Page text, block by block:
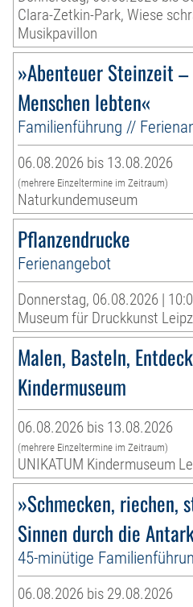
Clara-Zetkin-Park, Wiese
Musikpavillon
»Abenteuer Steinzeit
Menschen lebten«
Familienführung //
06.08.2026 bis 13.08.2026
(mehrere Einzeltermine im Zeitraum)
Naturkundemuseum
Pflanzendrucke
Ferienangebot
Donnerstag, 06.08.2026 |
Museum für Druckkunst
Malen, Basteln,
Kindermuseum
06.08.2026 bis 13.08.2026
(mehrere Einzeltermine im Zeitraum)
UNIKATUM Kindermuseum
»Schmecken, riechen,
Sinnen durch die
45-minütige
06.08.2026 bis 29.08.2026